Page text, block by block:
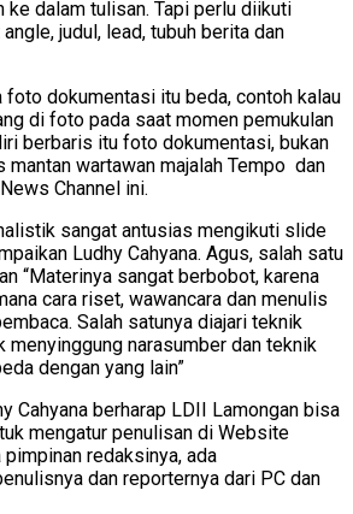
ke dalam tulisan. Tapi perlu diikuti
judul, lead, tubuh berita dan
foto dokumentasi itu beda, contoh kalau
di foto pada saat momen pemukulan
berbaris itu foto dokumentasi, bukan
mantan wartawan majalah Tempo dan
Channel ini.
sangat antusias mengikuti slide
Ludhy Cahyana. Agus, salah satu
“Materinya sangat berbobot, karena
cara riset, wawancara dan menulis
Salah satunya diajari teknik
menyinggung narasumber dan teknik
dengan yang lain”
Cahyana berharap LDII Lamongan bisa
mengatur penulisan di Website
redaksinya, ada
dan reporternya dari PC dan